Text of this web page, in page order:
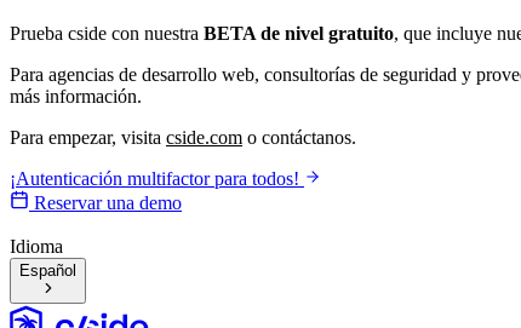
Prueba cside con nuestra BETA de nivel gratuito, que incluye
Para agencias de desarrollo web, consultorías de seguridad y
más información.
Para empezar, visita cside.com o contáctanos.
¡Autenticación multifactor para todos!
Reservar una demo
Idioma
Español